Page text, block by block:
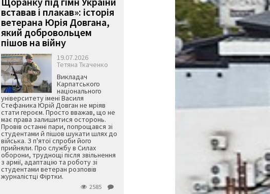
вставав і плакав»: історія
ветерана Юрія Довгана,
який добровольцем
пішов на війну
19.07.2026
Тетяна Ткаченко
Викладач
Карпатського
національного
університету імені Василя
Стефаника Юрій Довган не мріяв
стати героєм. Просто вважав, що не
має права залишитися осторонь.
Провів останні пари, попрощався зі
студентами й пішов шукати шлях до
війська. З п'ятої спроби його
прийняли. Про службу в Силах
оборони, труднощі після звільнення
з армії, адаптацію та роботу зі
студентами ветеран розповів
журналістці Фіртки.
2585